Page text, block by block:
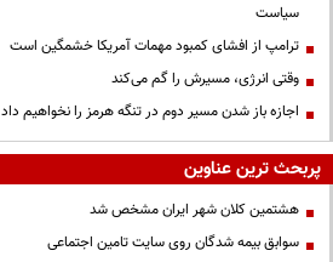
سیاست
ترامپ از افشای کمبود مهمات آمریکا خشمگین است
وقتی انرژی، مسیرش را گم می‌کند
اجازه باز شدن مسیر دوم در تنگه هرمز را نخواهیم داد
پربحث ترین عناوین
هشتمین کلان شهر ایران مشخص شد
سوابق بیمه شدگان روی سایت تامین اجتماعی